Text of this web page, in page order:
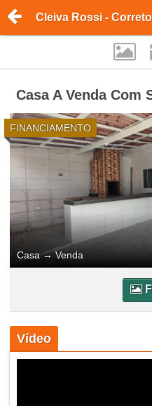
Cleiva Rossi -
Casa A Venda Com
FINANCIAMENTO
Casa→Venda
Vídeo